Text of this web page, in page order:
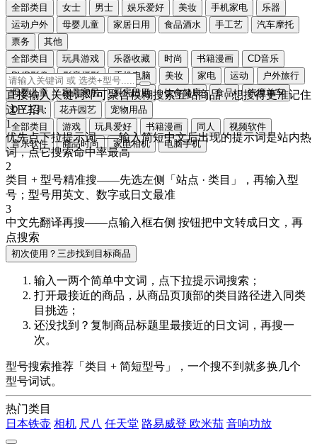
全部类目
女士 男士 娱乐爱好 美妆 手机家电
乐器
运动户外
母婴儿童 家居日用 食品酒水 手工艺
汽车摩托
票务
其他
全部类目
玩具游戏 乐器收藏 时尚 书籍漫画
CD音乐
DVD影像
影音摄影 手机电脑 美妆 家电 运动
户外旅行
母婴儿童
家具家居 厨房日用 饮食健康 食品
汽摩单车
DIY工具
花卉园艺
宠物用品
全部类目
游戏 玩具爱好 书籍漫画 同人
视频软件
音乐软件
商品时尚 家电相机 电脑手机
直接输入关键词即可聚合模糊搜索五站商品，想搜得更准记住
这三招：
1
优先点下拉提示词——输入简短中文后出现的提示词是站内热
词，点它搜索命中率最高
2
类目 + 型号精准搜——先选左侧「站点 · 类目」，再输入型
号；型号用英文、数字或日文最准
3
中文先翻译再搜——点输入框右侧 按钮把中文转成日文 ，再
点搜索
初次使用？三步找到目标商品
输入一两个简单中文词，点下拉提示词搜索；
打开最接近的商品，从商品页顶部的类目路径进入同类
目挑选；
还没找到？复制商品标题里最接近的 日文词 ，再搜一
次。
型号搜索推荐「类目 + 简短型号」，一个搜不到就多换几个
型号词试。
热门类目
日本铁壶 相机 尺八 任天堂 路易威登 欧米茄 音响功放